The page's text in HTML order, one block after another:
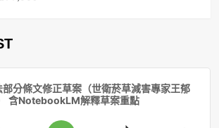
分條文修正草案（世衛菸草減害專家王郁
含NotebookLM解釋草案重點